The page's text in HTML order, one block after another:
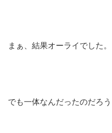
まぁ、結果オーライでした。
でも一体なんだったのだろう